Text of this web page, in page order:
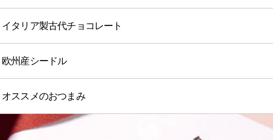
イタリア製古代チョコレート
欧州産シードル
オススメのおつまみ